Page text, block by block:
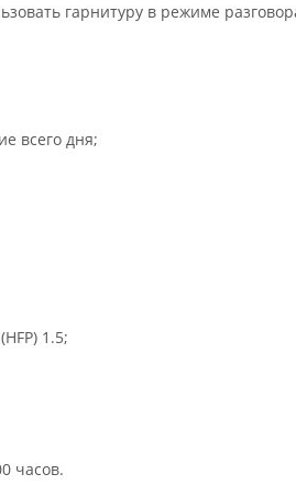
гарнитуру в режиме
всего дня;
1.5;
часов.